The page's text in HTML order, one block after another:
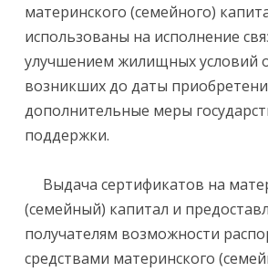
материнского (семейного)
использованы на исполнение
улучшением жилищных условий
возникших до даты
дополнительные меры
поддержки.
Выдача сертификатов на
(семейный) капитал и
получателям возможности
средствами материнского